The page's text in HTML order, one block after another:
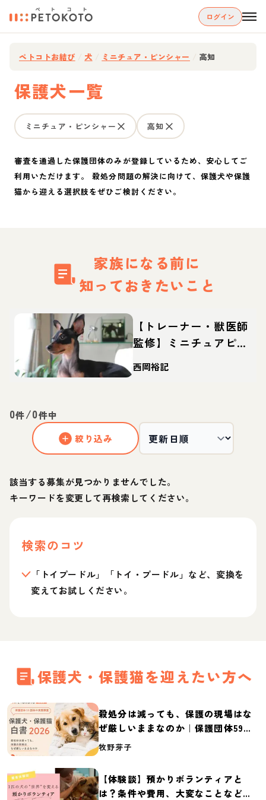
ログイン
ペトコトお結び 犬 ミニチュア・ピンシャー 高知
保護犬一覧
ミニチュア・ピンシャー 高知
審査を通過した保護団体のみが登録しているため、安心してご
利用いただけます。 殺処分問題の解決に向けて、保護犬や保護
猫から迎える選択肢をぜひご検討ください。
家族になる前に
知っておきたいこと
【トレーナー・獣医師
監修】ミニチュアピン
シャーってどんな犬？
性格・特徴・育て方・
西岡裕記
0件/0件中
絞り込み
該当する募集が見つかりませんでした。
キーワードを変更して再検索してください。
検索のコツ
「トイプードル」「トイ・プードル」など、変換を
変えてお試しください。
保護犬・保護猫を迎えたい方へ
殺処分は減っても、保護の現場はな
ぜ厳しいままなのか｜保護団体59団
体の実態調査【保護犬・保護猫白書
牧野芽子
【体験談】預かりボランティアと
は？条件や費用、大変なことなど紹